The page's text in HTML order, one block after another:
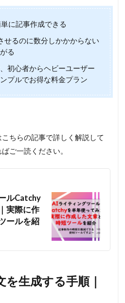
に記事作成できる
せるのに数分しかかからない
る
初心者からヘビーユーザー
プルでお得な料金プラン
ちらの記事で詳しく解説して
ご一読ください。
ルCatchy
実際に作
ールを紹
生成する手順｜